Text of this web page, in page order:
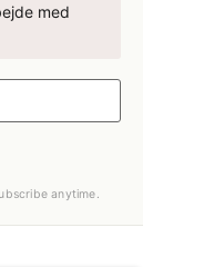
med
anytime.